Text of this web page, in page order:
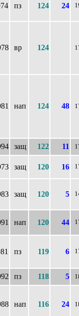
пз 124 24
вр 124
нап 124 48
защ 122 11
защ 120 16
защ 120 5
нап 120 44
пз 119 6
пз 118 5
нап 116 24